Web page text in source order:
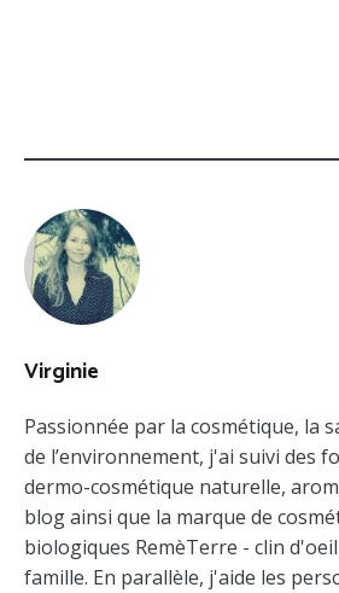
::
Virginie
Passionnée par la cosmétique, la
de l’environnement, j'ai suivi des
dermo-cosmétique naturelle,
blog ainsi que la marque de
biologiques RemèTerre - clin
famille. En parallèle, j'aide les